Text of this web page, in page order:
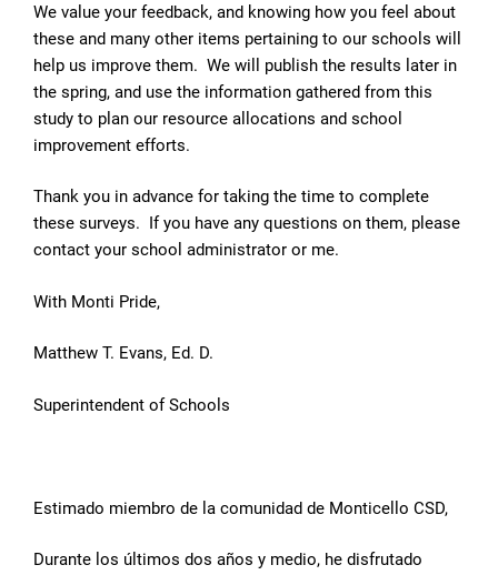
We value your feedback, and knowing how you feel about
these and many other items pertaining to our schools will
help us improve them. We will publish the results later in
the spring, and use the information gathered from this
study to plan our resource allocations and school
improvement efforts.
Thank you in advance for taking the time to complete
these surveys. If you have any questions on them, please
contact your school administrator or me.
With Monti Pride,
Matthew T. Evans, Ed. D.
Superintendent of Schools
Estimado miembro de la comunidad de Monticello CSD,
Durante los últimos dos años y medio, he disfrutado